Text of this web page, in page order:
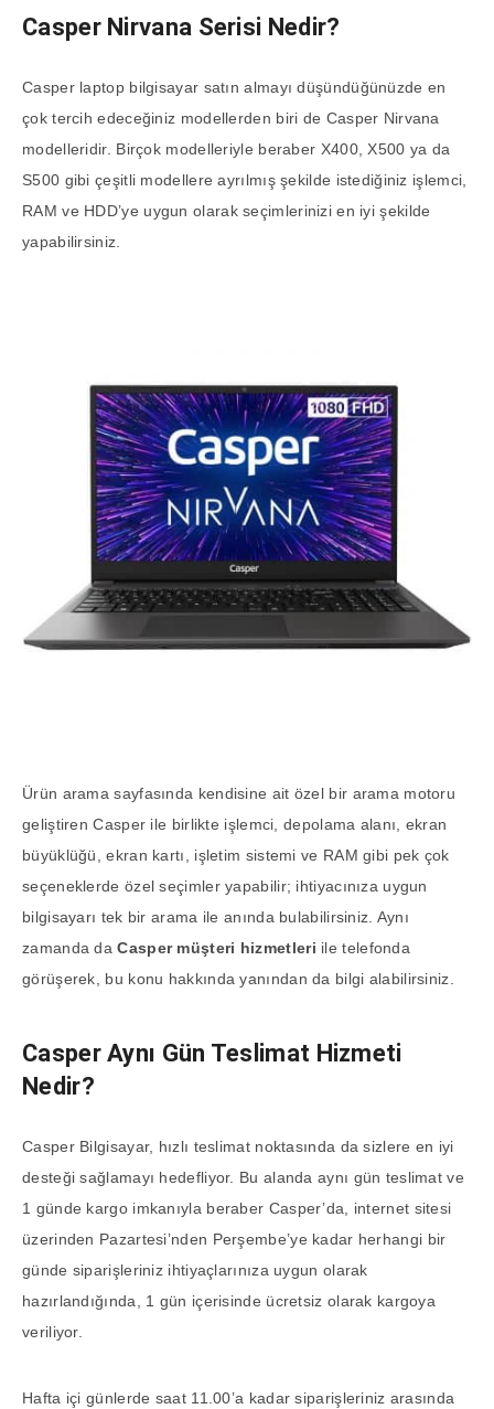
Casper Nirvana Serisi Nedir?
Casper laptop bilgisayar satın almayı düşündüğünüzde en
çok tercih edeceğiniz modellerden biri de Casper Nirvana
modelleridir. Birçok modelleriyle beraber X400, X500 ya da
S500 gibi çeşitli modellere ayrılmış şekilde istediğiniz işlemci,
RAM ve HDD’ye uygun olarak seçimlerinizi en iyi şekilde
yapabilirsiniz.
Ürün arama sayfasında kendisine ait özel bir arama motoru
geliştiren Casper ile birlikte işlemci, depolama alanı, ekran
büyüklüğü, ekran kartı, işletim sistemi ve RAM gibi pek çok
seçeneklerde özel seçimler yapabilir; ihtiyacınıza uygun
bilgisayarı tek bir arama ile anında bulabilirsiniz. Aynı
zamanda daCasper müşteri hizmetleri ile telefonda
görüşerek, bu konu hakkında yanından da bilgi alabilirsiniz.
Casper Aynı Gün Teslimat Hizmeti
Nedir?
Casper Bilgisayar, hızlı teslimat noktasında da sizlere en iyi
desteği sağlamayı hedefliyor. Bu alanda aynı gün teslimat ve
1 günde kargo imkanıyla beraber Casper’da, internet sitesi
üzerinden Pazartesi’nden Perşembe’ye kadar herhangi bir
günde siparişleriniz ihtiyaçlarınıza uygun olarak
hazırlandığında, 1 gün içerisinde ücretsiz olarak kargoya
veriliyor.
Hafta içi günlerde saat 11.00’a kadar siparişleriniz arasında